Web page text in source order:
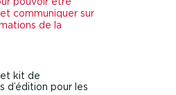
communiquer sur
de la
kit de
d’édition pour les